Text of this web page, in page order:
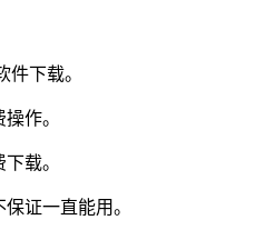
件下载。
作。
载。
证一直能用。